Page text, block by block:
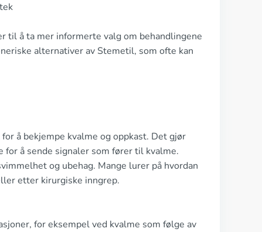
til å ta mer informerte valg om behandlingene
alternativer av Stemetil, som ofte kan
å bekjempe kvalme og oppkast. Det gjør
å sende signaler som fører til kvalme.
og ubehag. Mange lurer på hvordan
etter kirurgiske inngrep.
for eksempel ved kvalme som følge av